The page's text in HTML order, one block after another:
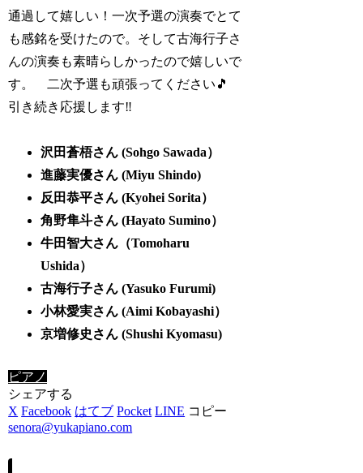
通過して嬉しい！一次予選の演奏でとて
も感銘を受けたので。そして古海行子さ
んの演奏も素晴らしかったので嬉しいで
す。 二次予選も頑張ってください🎵
引き続き応援します‼️
沢田蒼梧さん (Sohgo Sawada）
進藤実優さん (Miyu Shindo)
反田恭平さん (Kyohei Sorita）
角野隼斗さん (Hayato Sumino）
牛田智大さん（Tomoharu
Ushida）
古海行子さん (Yasuko Furumi)
小林愛実さん (Aimi Kobayashi）
京増修史さん (Shushi Kyomasu)
ピアノ
シェアする
X Facebook はてブ Pocket LINE コピー
senora@yukapiano.com